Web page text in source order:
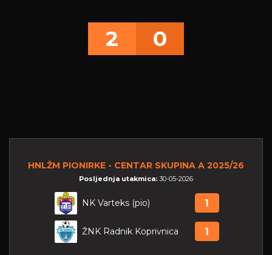
2 0
HNLŽM PIONIRKE - CENTAR SKUPINA A 2025/26
Posljednja utakmica: 30-05-2026
NK Varteks (pio) 1
ŽNK Radnik Koprivnica 1